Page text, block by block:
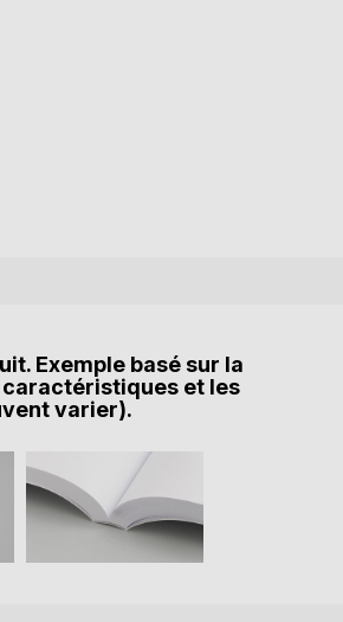
Exemple basé sur la
et les
varier).